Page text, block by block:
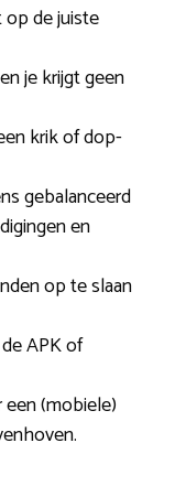
op de juiste
je krijgt geen
krik of dop-
gebalanceerd
en
op te slaan
APK of
(mobiele)